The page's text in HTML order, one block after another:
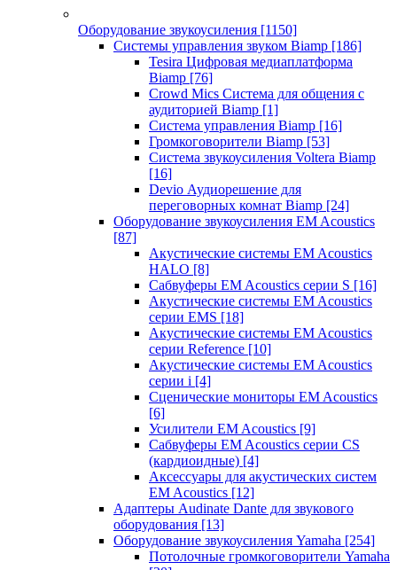
Оборудование звукоусиления [1150]
Системы управления звуком Biamp [186]
Tesira Цифровая медиаплатформа
Biamp [76]
Crowd Mics Система для общения с
аудиторией Biamp [1]
Система управления Biamp [16]
Громкоговорители Biamp [53]
Система звукоусиления Voltera Biamp
[16]
Devio Аудиорешение для
переговорных комнат Biamp [24]
Оборудование звукоусиления EM Acoustics
[87]
Акустические системы EM Acoustics
HALO [8]
Сабвуферы EM Acoustics серии S [16]
Акустические системы EM Acoustics
серии EMS [18]
Акустические системы EM Acoustics
серии Reference [10]
Акустические системы EM Acoustics
серии i [4]
Сценические мониторы EM Acoustics
[6]
Усилители EM Acoustics [9]
Сабвуферы EM Acoustics серии CS
(кардиоидные) [4]
Аксессуары для акустических систем
EM Acoustics [12]
Адаптеры Audinate Dante для звукового
оборудования [13]
Оборудование звукоусиления Yamaha [254]
Потолочные громкоговорители Yamaha